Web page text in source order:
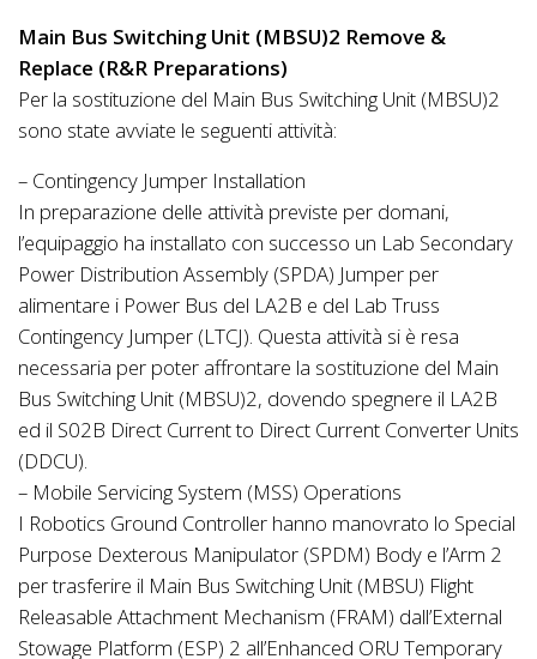
Main Bus Switching Unit (MBSU)2 Remove &
Replace (R&R Preparations)
Per la sostituzione del Main Bus Switching Unit (MBSU)2
sono state avviate le seguenti attività:
– Contingency Jumper Installation
In preparazione delle attività previste per domani,
l’equipaggio ha installato con successo un Lab Secondary
Power Distribution Assembly (SPDA) Jumper per
alimentare i Power Bus del LA2B e del Lab Truss
Contingency Jumper (LTCJ). Questa attività si è resa
necessaria per poter affrontare la sostituzione del Main
Bus Switching Unit (MBSU)2, dovendo spegnere il LA2B
ed il S02B Direct Current to Direct Current Converter Units
(DDCU).
– Mobile Servicing System (MSS) Operations
I Robotics Ground Controller hanno manovrato lo Special
Purpose Dexterous Manipulator (SPDM) Body e l’Arm 2
per trasferire il Main Bus Switching Unit (MBSU) Flight
Releasable Attachment Mechanism (FRAM) dall’External
Stowage Platform (ESP) 2 all’Enhanced ORU Temporary